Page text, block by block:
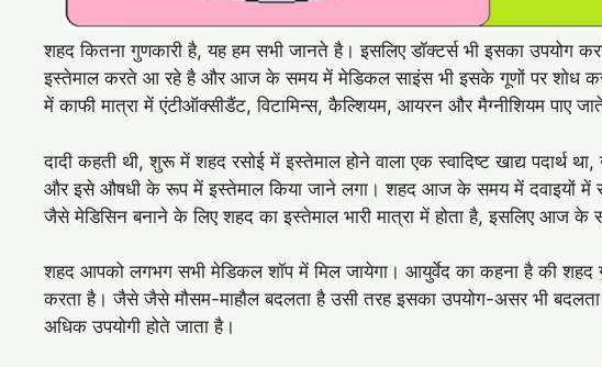
शहद कितना गुणकारी है, यह हम सभी जानते है। इसलिए डॉक्टर्स भी इसका उपयोग
इस्तेमाल करते आ रहे है और आज के समय में मेडिकल साइंस भी इसके गूणों पर शोध
में काफी मात्रा में एंटीऑक्सीडैंट, विटामिन्स, कैल्शियम, आयरन और मैग्नीशियम पाए
दादी कहती थी, शुरू में शहद रसोई में इस्तेमाल होने वाला एक स्वादिष्ट खाद्य पदार्थ
और इसे औषधी के रूप में इस्तेमाल किया जाने लगा। शहद आज के समय में दवाइयों में
जैसे मेडिसिन बनाने के लिए शहद का इस्तेमाल भारी मात्रा में होता है, इसलिए आज
शहद आपको लगभग सभी मेडिकल शॉप में मिल जायेगा। आयुर्वेद का कहना है की
करता है। जैसे जैसे मौसम-माहौल बदलता है उसी तरह इसका उपयोग-असर भी
अधिक उपयोगी होते जाता है।